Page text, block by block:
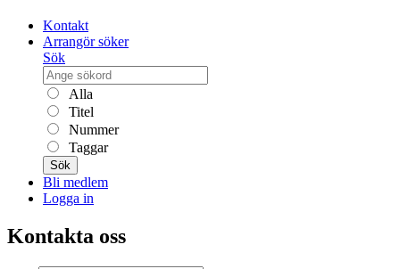
Kontakt
Arrangör söker
Sök
Alla
Titel
Nummer
Taggar
Sök
Bli medlem
Logga in
Kontakta oss